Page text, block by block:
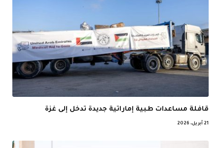
قافلة مساعدات طبية إماراتية جديدة تدخل إلى غزة
21 أبريل، 2026